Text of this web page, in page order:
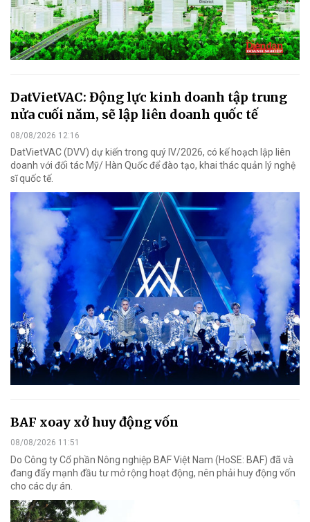
DatVietVAC: Động lực kinh doanh tập trung
nửa cuối năm, sẽ lập liên doanh quốc tế
08/08/2026 12:16
DatVietVAC (DVV) dự kiến trong quý IV/2026, có kế hoạch lập liên
doanh với đối tác Mỹ/ Hàn Quốc để đào tạo, khai thác quản lý nghệ
sĩ quốc tế.
BAF xoay xở huy động vốn
08/08/2026 11:51
Do Công ty Cổ phần Nông nghiệp BAF Việt Nam (HoSE: BAF) đã và
đang đẩy mạnh đầu tư mở rộng hoạt động, nên phải huy động vốn
cho các dự án.